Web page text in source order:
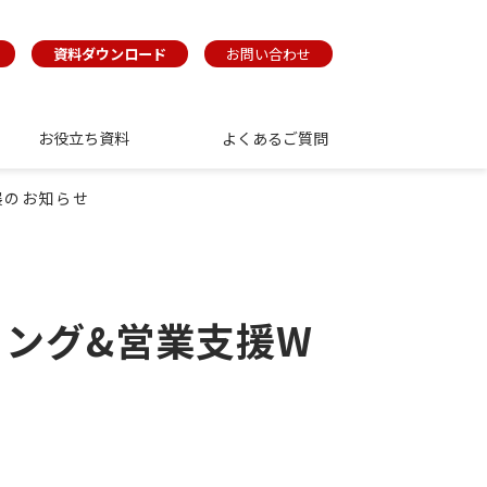
資料ダウンロード お問い合わせ
お役立ち資料 よくあるご質問
お知らせ
グ&営業支援W